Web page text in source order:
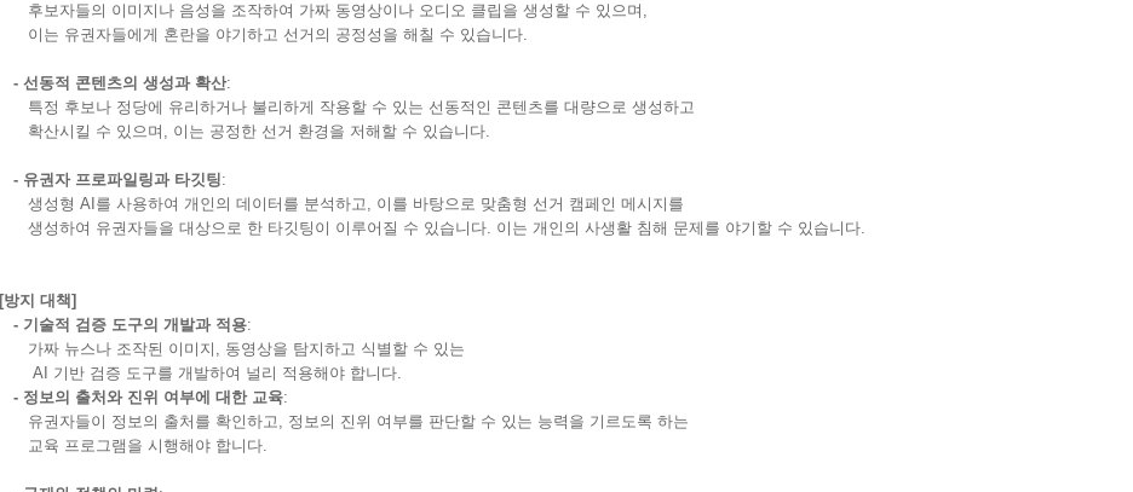
후보자들의 이미지나 음성을 조작하여 가짜 동영상이나 오디오 클립을 생성할 수 있으며,
이는 유권자들에게 혼란을 야기하고 선거의 공정성을 해칠 수 있습니다.
- 선동적 콘텐츠의 생성과 확산:
특정 후보나 정당에 유리하거나 불리하게 작용할 수 있는 선동적인 콘텐츠를 대량으로 생성하고
확산시킬 수 있으며, 이는 공정한 선거 환경을 저해할 수 있습니다.
- 유권자 프로파일링과 타깃팅:
생성형 AI를 사용하여 개인의 데이터를 분석하고, 이를 바탕으로 맞춤형 선거 캠페인 메시지를
생성하여 유권자들을 대상으로 한 타깃팅이 이루어질 수 있습니다. 이는 개인의 사생활 침해 문제를 야기할 수 있습니다.
[방지 대책]
- 기술적 검증 도구의 개발과 적용:
가짜 뉴스나 조작된 이미지, 동영상을 탐지하고 식별할 수 있는
AI 기반 검증 도구를 개발하여 널리 적용해야 합니다.
- 정보의 출처와 진위 여부에 대한 교육:
유권자들이 정보의 출처를 확인하고, 정보의 진위 여부를 판단할 수 있는 능력을 기르도록 하는
교육 프로그램을 시행해야 합니다.